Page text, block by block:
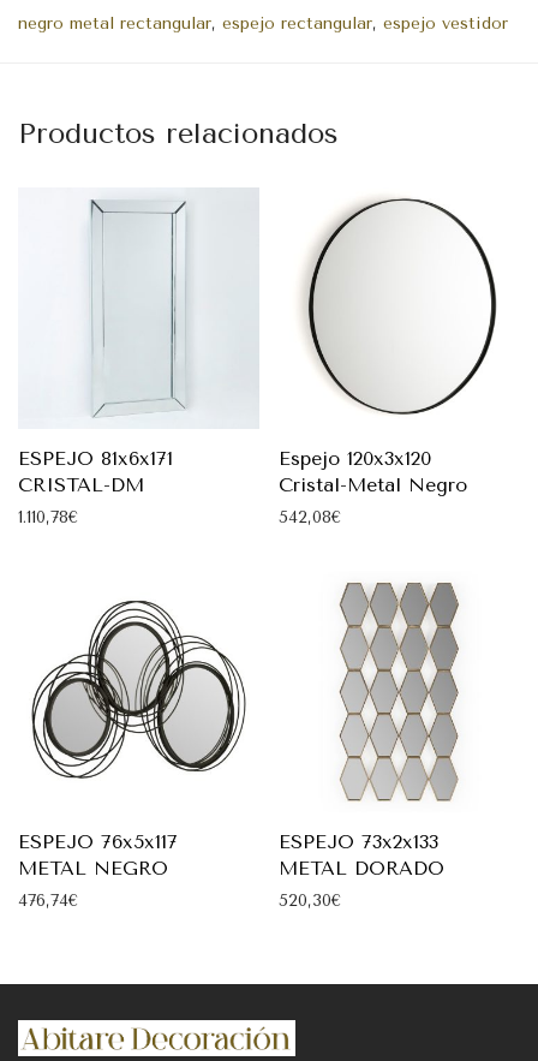
negro metal rectangular, espejo rectangular, espejo vestidor
Productos relacionados
ESPEJO 81x6x171
CRISTAL-DM
1.110,78€
Espejo 120x3x120
Cristal-Metal Negro
542,08€
ESPEJO 76x5x117
METAL NEGRO
476,74€
ESPEJO 73x2x133
METAL DORADO
520,30€